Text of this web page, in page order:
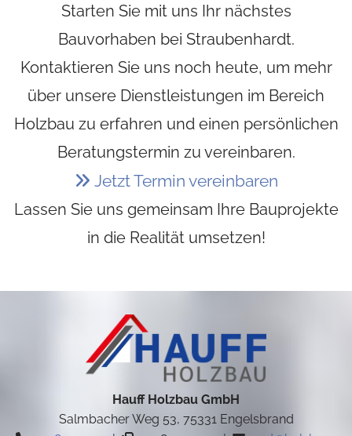
Starten Sie mit uns Ihr nächstes
Bauvorhaben bei Straubenhardt.
Kontaktieren Sie uns noch heute, um mehr
über unsere Dienstleistungen im Bereich
Holzbau zu erfahren und einen persönlichen
Beratungstermin zu vereinbaren.
 Jetzt Termin vereinbaren
Lassen Sie uns gemeinsam Ihre Bauprojekte
in die Realität umsetzen!
Hauff Holzbau GmbH
Salmbacher Weg 53, 75331 Engelsbrand